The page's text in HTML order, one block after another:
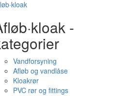
-
Vandforsyning
Afløb og vandlåse
Kloakrør
PVC rør og fittings